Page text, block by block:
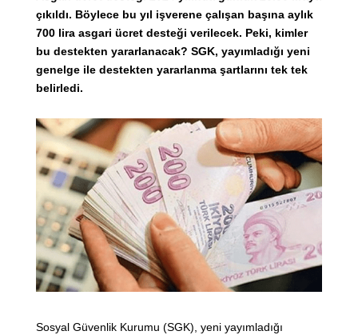
çıkıldı. Böylece bu yıl işverene çalışan başına aylık
700 lira asgari ücret desteği verilecek. Peki, kimler
bu destekten yararlanacak? SGK, yayımladığı yeni
genelge ile destekten yararlanma şartlarını tek tek
belirledi.
Sosyal Güvenlik Kurumu (SGK), yeni yayımladığı